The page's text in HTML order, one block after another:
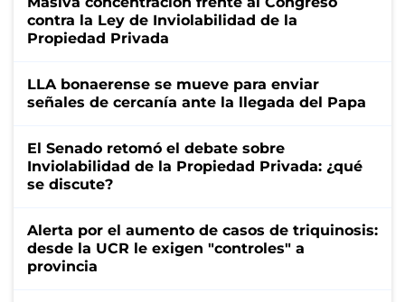
contra la Ley de Inviolabilidad de la
Propiedad Privada
LLA bonaerense se mueve para enviar
señales de cercanía ante la llegada del Papa
El Senado retomó el debate sobre
Inviolabilidad de la Propiedad Privada: ¿qué
se discute?
Alerta por el aumento de casos de triquinosis:
desde la UCR le exigen "controles" a
provincia